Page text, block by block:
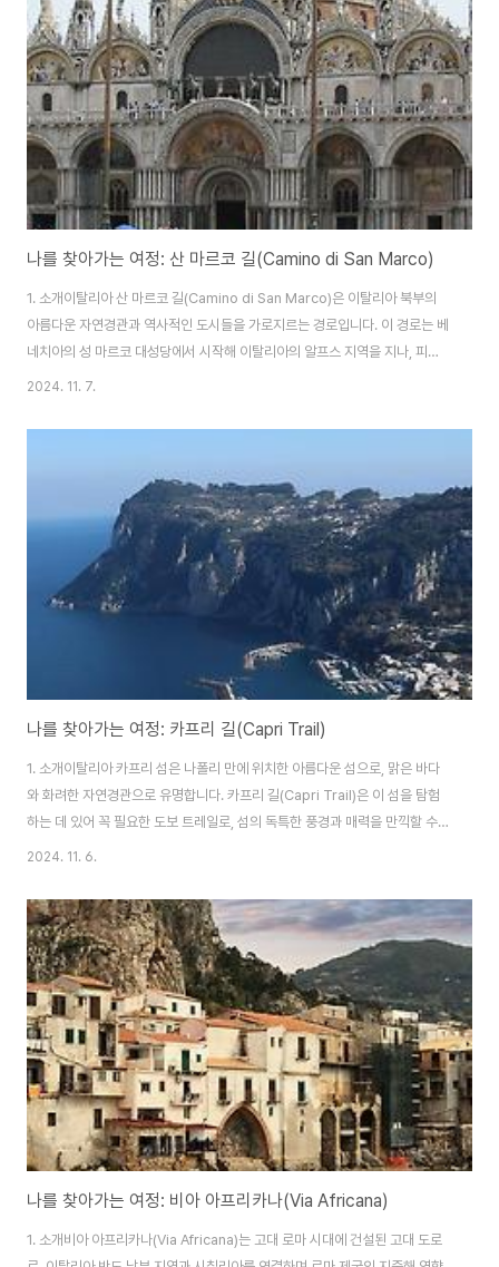
의 투르(Tours)에서 주교가 된 인물입니다. 그의 가장 유명한 일화는 추운 겨
울날, 가난한 남자를 돕기 위해 자신의 망토를 나누어 준 이..
나를 찾아가는 여정: 산 마르코 길(Camino di San Marco)
1. 소개이탈리아 산 마르코 길(Camino di San Marco)은 이탈리아 북부의
아름다운 자연경관과 역사적인 도시들을 가로지르는 경로입니다. 이 경로는 베
네치아의 성 마르코 대성당에서 시작해 이탈리아의 알프스 지역을 지나, 피에
몬테와 론바르디아를 포함한 여러 지역으로 이어집니다. 이 길은 순례자들에게
고 있습니다.2. 역사산 마르코 길(Camino di San Marco)은 중세 유럽의 종
거슬러 올라갑니다. 당시, 성 마르코의 유해가 이탈리아의 베네치아에 운반되
었고, 이는 베네치아를 중요한 순례지로 만들었습니다. 성 마르코는 초기 기독
2024. 11. 7.
나를 찾아가는 여정: 카프리 길(Capri Trail)
1. 소개이탈리아 카프리 섬은 나폴리 만에 위치한 아름다운 섬으로, 맑은 바다
와 화려한 자연경관으로 유명합니다. 카프리 길(Capri Trail)은 이 섬을 탐험
하는 데 있어 꼭 필요한 도보 트레일로, 섬의 독특한 풍경과 매력을 만끽할 수
있는 최적의 경로입니다. 이 트레일은 고대 로마 시대부터 이어져온 길로, 관광
사카프리 섬의 역사는 고대 로마 시대로 거슬러 올라갑니다. 기원전 6세기, 이
섬은 그리스인들이 정착하면서 본격적인 역사적 시작을 알렸습니다. 그러나 로
마 시대에 들어서면서 카프리는 더욱 중요한 위치를 차지하게 되었습니다. 아
우구스투스 황제는 기원전 27년에 섬을 자신의 여름 휴양지로 선택하였으
며, 그는 이곳의 아름다..
2024. 11. 6.
나를 찾아가는 여정: 비아 아프리카나(Via Africana)
1. 소개비아 아프리카나(Via Africana)는 고대 로마 시대에 건설된 고대 도로